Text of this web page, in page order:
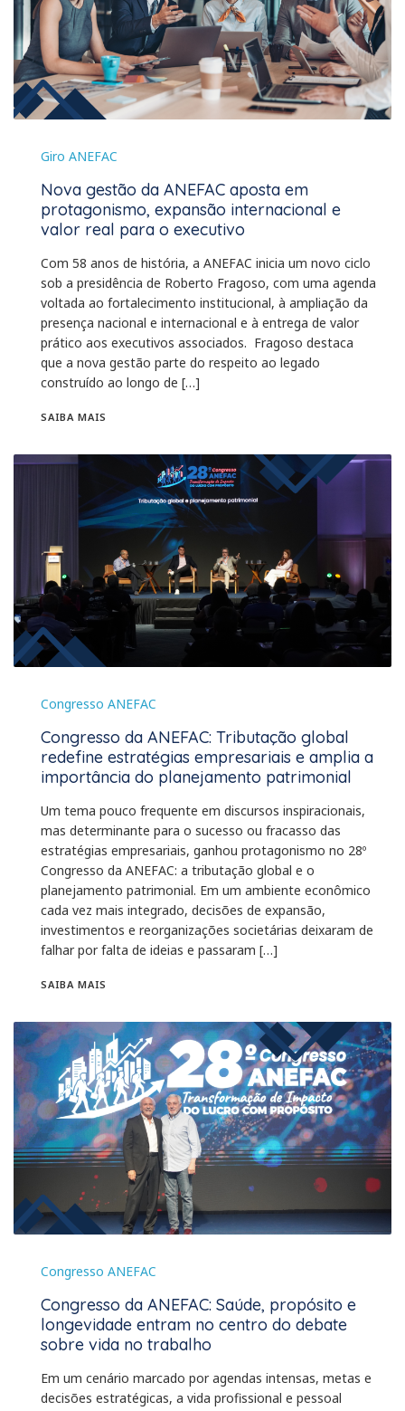
Giro ANEFAC
Nova gestão da ANEFAC aposta em
protagonismo, expansão internacional e
valor real para o executivo
Com 58 anos de história, a ANEFAC inicia um novo ciclo
sob a presidência de Roberto Fragoso, com uma agenda
voltada ao fortalecimento institucional, à ampliação da
presença nacional e internacional e à entrega de valor
prático aos executivos associados. Fragoso destaca
que a nova gestão parte do respeito ao legado
construído ao longo de […]
SAIBA MAIS
Congresso ANEFAC
Congresso da ANEFAC: Tributação global
redefine estratégias empresariais e amplia a
importância do planejamento patrimonial
Um tema pouco frequente em discursos inspiracionais,
mas determinante para o sucesso ou fracasso das
estratégias empresariais, ganhou protagonismo no 28º
Congresso da ANEFAC: a tributação global e o
planejamento patrimonial. Em um ambiente econômico
cada vez mais integrado, decisões de expansão,
investimentos e reorganizações societárias deixaram de
falhar por falta de ideias e passaram […]
SAIBA MAIS
Congresso ANEFAC
Congresso da ANEFAC: Saúde, propósito e
longevidade entram no centro do debate
sobre vida no trabalho
Em um cenário marcado por agendas intensas, metas e
decisões estratégicas, a vida profissional e pessoal